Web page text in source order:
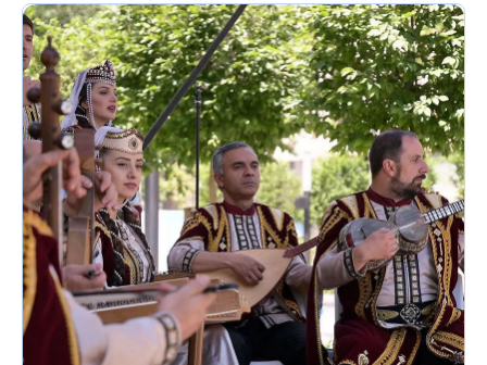
մնացորդները: Մշակույթի այս ճյուղը...